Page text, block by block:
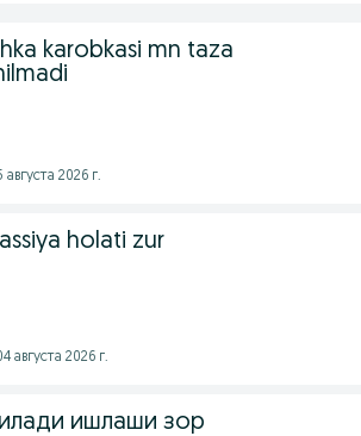
karobkasi mn taza
2026 г.
holati zur
августа 2026 г.
ишлаши зор